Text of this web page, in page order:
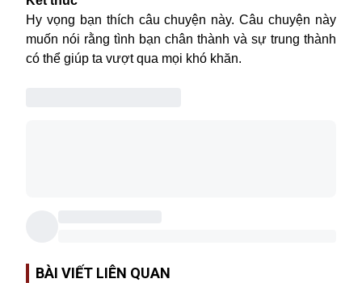
Hy vọng bạn thích câu chuyện này. Câu chuyện này
muốn nói rằng tình bạn chân thành và sự trung thành
có thể giúp ta vượt qua mọi khó khăn.
BÀI VIẾT LIÊN QUAN